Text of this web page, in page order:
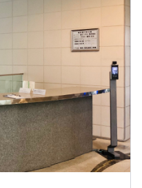
められるスキルについて
的な考え方やポイント
アウトプットまでを事例
、若手技術者がSEとし
も用意しています。
力の強化を目的として、
その候補者に対し、
し、PMとして安定した
育成しています。
部在宅可
ムなし）
あり
ずることがあります。